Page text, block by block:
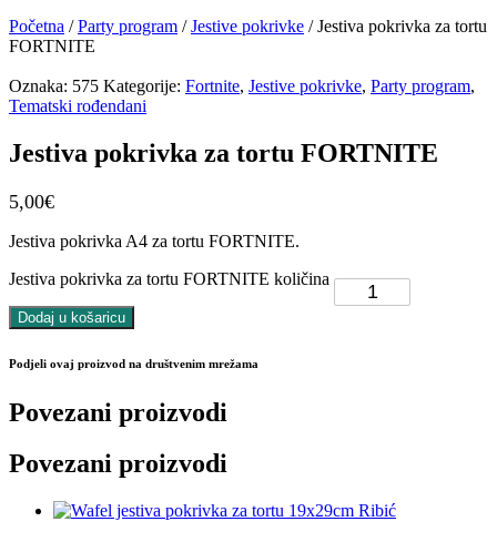
Početna /Party program /Jestive pokrivke / Jestiva pokrivka za tortu
FORTNITE
Oznaka: 575 Kategorije: Fortnite, Jestive pokrivke, Party program,
Tematski rođendani
Jestiva pokrivka za tortu FORTNITE
5,00€
Jestiva pokrivka A4 za tortu FORTNITE.
Jestiva pokrivka za tortu FORTNITE količina
Dodaj u košaricu
Podjeli ovaj proizvod na društvenim mrežama
Povezani proizvodi
Povezani proizvodi